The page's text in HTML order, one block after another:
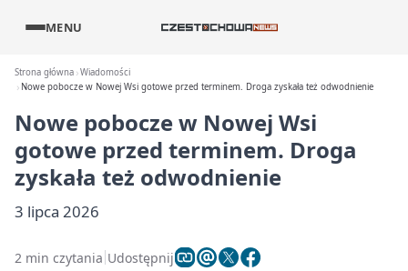
MENU
Strona główna Wiadomości
Nowe pobocze w Nowej Wsi gotowe przed terminem. Droga zyskała też odwodnienie
Nowe pobocze w Nowej Wsi
gotowe przed terminem. Droga
zyskała też odwodnienie
3 lipca 2026
2 min czytania Udostępnij